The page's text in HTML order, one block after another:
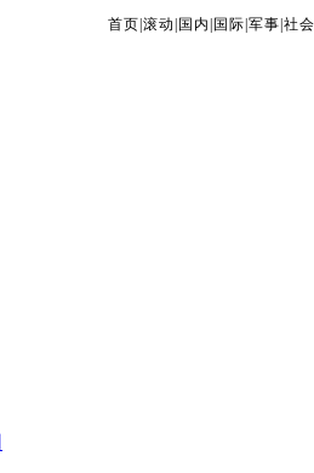
首页 滚动 国内 国际 军事 社会